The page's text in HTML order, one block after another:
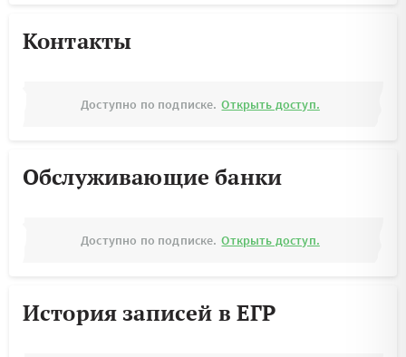
Контакты
Доступно по подписке. Открыть доступ.
Обслуживающие банки
Доступно по подписке. Открыть доступ.
История записей в ЕГР